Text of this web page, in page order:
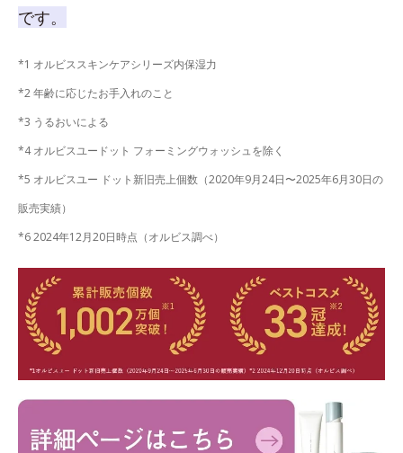
です。
*1 オルビススキンケアシリーズ内保湿力
*2 年齢に応じたお手入れのこと
*3 うるおいによる
*4 オルビスユードット フォーミングウォッシュを除く
*5 オルビスユー ドット新旧売上個数（2020年9月24日〜2025年6月30日の
販売実績）
*6 2024年12月20日時点（オルビス調べ）